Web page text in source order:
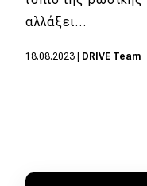
αλλάξει…
18.08.2023 DRIVE Team